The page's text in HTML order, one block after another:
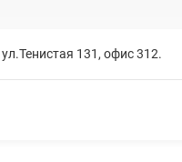
131, офис 312.